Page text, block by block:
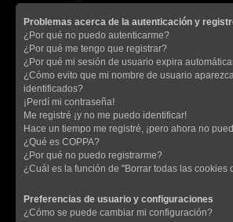
Problemas acerca de la autenticación y
¿Por qué no puedo autenticarme?
¿Por qué me tengo que registrar?
¿Por qué mi sesión de usuario expira
¿Cómo evito que mi nombre de usuario
identificados?
¡Perdí mi contraseña!
Me registré ¡y no me puedo identificar!
Hace un tiempo me registré, ¡pero ahora no
¿Qué es COPPA?
¿Por qué no puedo registrarme?
¿Cuál es la función de "Borrar todas las cookies
Preferencias de usuario y configuraciones
¿Cómo se puede cambiar mi configuración?